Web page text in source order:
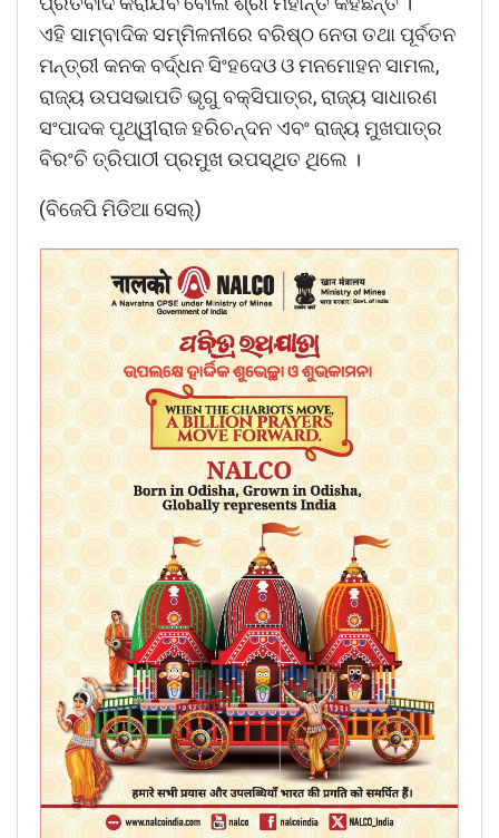
ଏହି ସାମ୍ବାଦିକ ସମ୍ମିଳନୀରେ ବରିଷ୍ଠ ନେତା ତଥା ପୂର୍ବତନ
ମନ୍ତ୍ରୀ କନକ ବର୍ଦ୍ଧନ ସିଂହଦେଓ ଓ ମନମୋହନ ସାମଲ,
ରାଜ୍ୟ ଉପସଭାପତି ଭୃଗୁ ବକ୍ସିପାତ୍ର, ରାଜ୍ୟ ସାଧାରଣ
ସଂପାଦକ ପୃଥ୍ୱୀରାଜ ହରିଚନ୍ଦନ ଏବଂ ରାଜ୍ୟ ମୁଖପାତ୍ର
ବିରଂଚି ତ୍ରିପାଠୀ ପ୍ରମୁଖ ଉପସ୍ଥିତ ଥିଲେ ।
(ବିଜେପି ମିଡିଆ ସେଲ୍)